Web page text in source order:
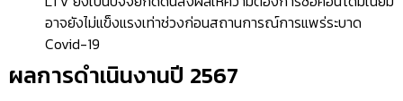
อาจยังไม่แข็งแรงเท่าช่วงก่อนสถานการณ์การแพร่ระบาด
Covid-19
ผลการดำเนินงานปี 2567